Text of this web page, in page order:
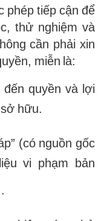
phép tiếp cận để
thử nghiệm và
cần phải xin
miễn là:
quyền và lợi
hữu.
(có nguồn gốc
vi phạm bản